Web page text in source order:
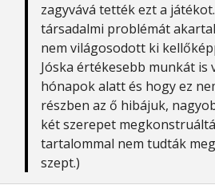
zagyvává tették ezt a
társadalmi problémát
nem világosodott ki
Jóska értékesebb munkát
hónapok alatt és hogy ez
részben az ő hibájuk,
két szerepet
tartalommal nem tudták
szept.)